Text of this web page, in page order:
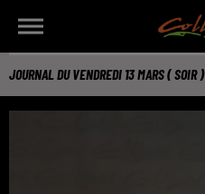
JOURNAL DU VENDREDI 13 MARS ( SOIR )